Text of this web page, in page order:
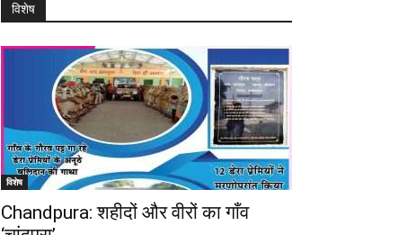
विशेष
विशेष
Chandpura: शहीदों और वीरों का गाँव